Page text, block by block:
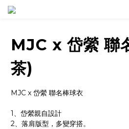
MJC x 岱縈 聯
茶)
MJC x 岱縈 聯名棒球衣
1、岱縈親自設計
2、落肩版型，多變穿搭。